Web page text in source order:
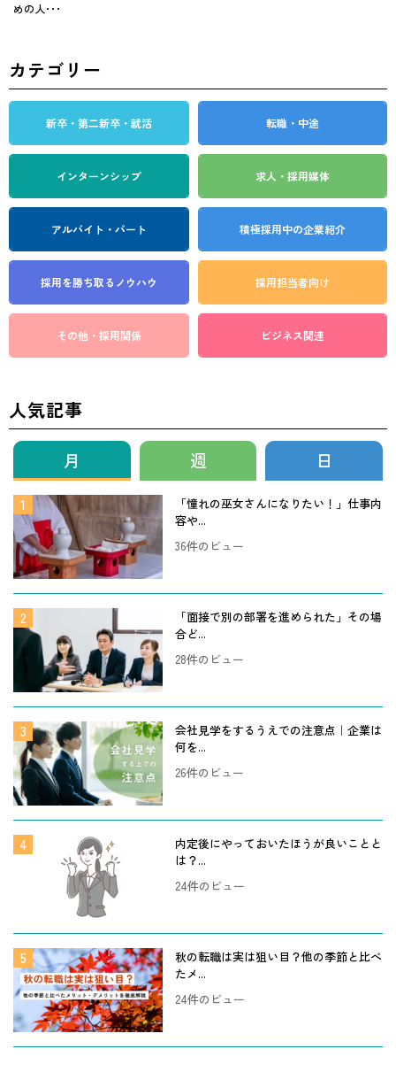
めの人･･･
カテゴリー
新卒・第二新卒・就活 転職・中途
インターンシップ 求人・採用媒体
アルバイト・パート 積極採用中の企業紹介
採用を勝ち取る ノウハウ 採用担当者向け
その他・採用関係 ビジネス関連
人気記事
月 週 日
「憧れの巫女さんになりたい！」仕事内
容や...
36件のビュー
「面接で別の部署を進められた」その場
合ど...
28件のビュー
会社見学をするうえでの注意点｜企業は
何を...
26件のビュー
内定後にやっておいたほうが良いことと
は？...
24件のビュー
秋の転職は実は狙い目？他の季節と比べ
たメ...
24件のビュー